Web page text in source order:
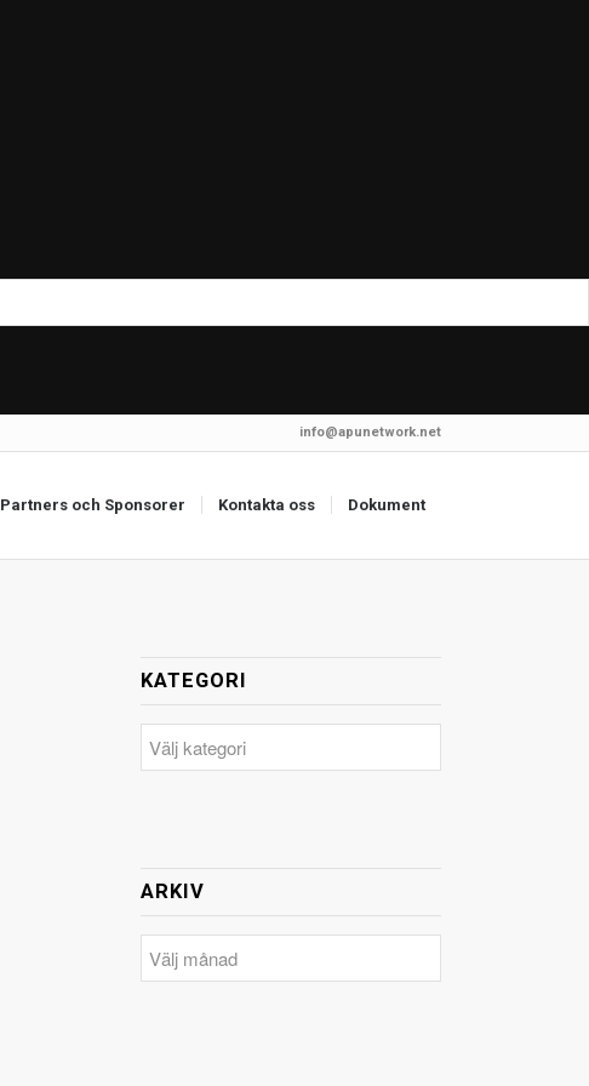
info@apunetwork.net
Partners och Sponsorer Kontakta oss Dokument
KATEGORI
ARKIV